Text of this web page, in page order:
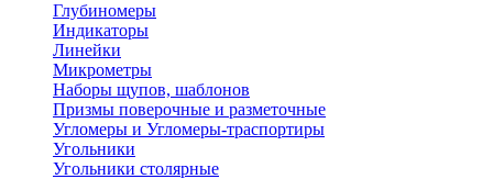
Глубиномеры
Индикаторы
Линейки
Микрометры
Наборы щупов, шаблонов
Призмы поверочные и разметочные
Угломеры и Угломеры-траспортиры
Угольники
Угольники столярные